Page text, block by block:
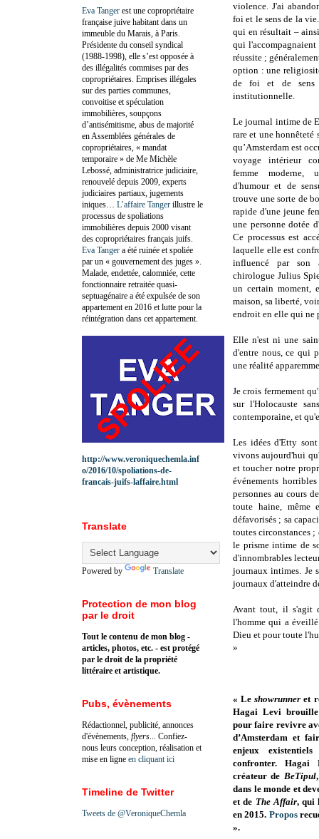
violence. J'ai
foi et le sens de la
qui en résultait –
qui
réussite ;
option : une
de foi et de sens
institutionnelle.
Le journal intime de
rare et une
qu’Amsterdam est
voyage intérieur
femme moderne,
d'humour et de
trouve une sorte de
rapide d'une jeune
une personne dotée
Ce processus est
laquelle elle est
influencé par son
chirologue Julius
un certain moment,
maison, sa liberté,
endroit en elle qui ne
Elle n'est ni une
d'entre nous, ce qui
une réalité
Je crois fermement
sur l'Holocauste
contemporaine, et
Les idées d'Etty
vivons aujourd'hui
et toucher notre
événements
personnes au cours
toute haine, même
défavorisés ; sa
toutes circonstances
le prisme intime de
d'innombrables
journaux intimes. Je
journaux d'atteindre
Avant tout, il s'agit
l'homme qui a
Dieu et pour toute
»
« Leshowrunneret
Hagai Levi brouille
pour faire revivre
d’Amsterdam et
enjeux
confronter.
créateur de BeTipul
dans le monde et
et de The Affair, qui
en 2015. Propos
».
Eva Tanger est une copropriétaire
française juive habitant dans un
immeuble du Marais, à Paris.
Présidente du conseil syndical
(1988-1998), elle s’est opposée à
des illégalités commises par des
copropriétaires. Emprises illégales
sur des parties communes,
convoitise et spéculation
immobilières, soupçons
d’antisémitisme, abus de majorité
en Assemblées générales de
copropriétaires, « mandat
temporaire » de Me Michèle
Lebossé, administratrice judiciaire,
renouvelé depuis 2009, experts
judiciaires partiaux, jugements
iniques… L’affaire Tanger illustre le
processus de spoliations
immobilières depuis 2000 visant
des copropriétaires français juifs.
Eva Tanger a été ruinée et spoliée
par un « gouvernement des juges ».
Malade, endettée, calomniée, cette
fonctionnaire retraitée quasi-
septuagénaire a été expulsée de son
appartement en 2016 et lutte pour la
réintégration dans cet appartement.
http://www.veroniquechemla.inf
o/2016/10/spoliations-de-
francais-juifs-laffaire.html
Translate
Powered by Translate
Protection de mon blog
par le droit
Tout le contenu de mon blog -
articles, photos, etc. - est protégé
par le droit de la propriété
littéraire et artistique.
Pubs, évènements
Rédactionnel, publicité, annonces
d'évènements, flyers ... Confiez-
nous leurs conception, réalisation et
mise en ligne en cliquant ici
Timeline de Twitter
Tweets de @VeroniqueChemla